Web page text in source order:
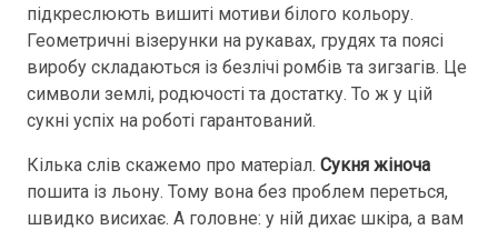
підкреслюють вишиті мотиви білого кольору.
Геометричні візерунки на рукавах, грудях та поясі
виробу складаються із безлічі ромбів та зигзагів. Це
символи землі, родючості та достатку. То ж у цій
сукні успіх на роботі гарантований.
Кілька слів скажемо про матеріал. Сукня жіноча
пошита із льону. Тому вона без проблем переться,
швидко висихає. А головне: у ній дихає шкіра, а вам